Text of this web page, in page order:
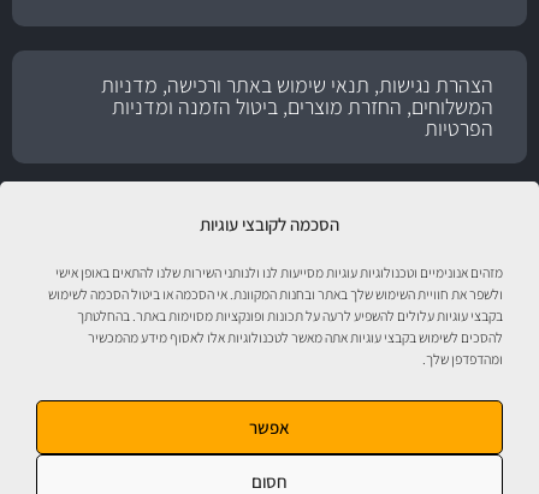
הסכמה לקובצי עוגיות
מזהים אנונימיים וטכנולוגיות עוגיות מסייעות לנו ולנותני השירות שלנו להתאים באופן אישי
ולשפר את חוויית השימוש שלך באתר ובחנות המקוונת. אי הסכמה או ביטול הסכמה לשימוש
בקבצי עוגיות עלולים להשפיע לרעה על תכונות ופונקציות מסוימות באתר. בהחלטתך
להסכים לשימוש בקבצי עוגיות אתה מאשר לטכנולוגיות אלו לאסוף מידע מהמכשיר
ומהדפדפן שלך.
אפשר
חסום
הצהרת נגישות, תנאי שימוש באתר ורכישה, מדניות
המשלוחים, החזרת מוצרים, ביטול הזמנה ומדניות
הפרטיות